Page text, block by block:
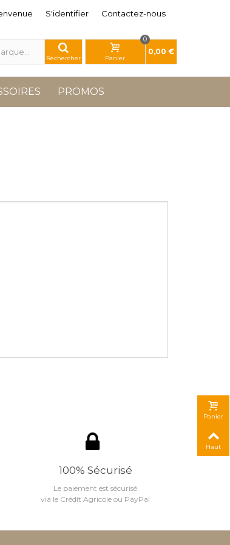
Contactez-nous
S'identifier
Rechercher Panier
0
0,00 €
PROMOS
100% Sécurisé
Le paiement est sécurisé
via le Crédit Agricole ou PayPal
Panier
Haut